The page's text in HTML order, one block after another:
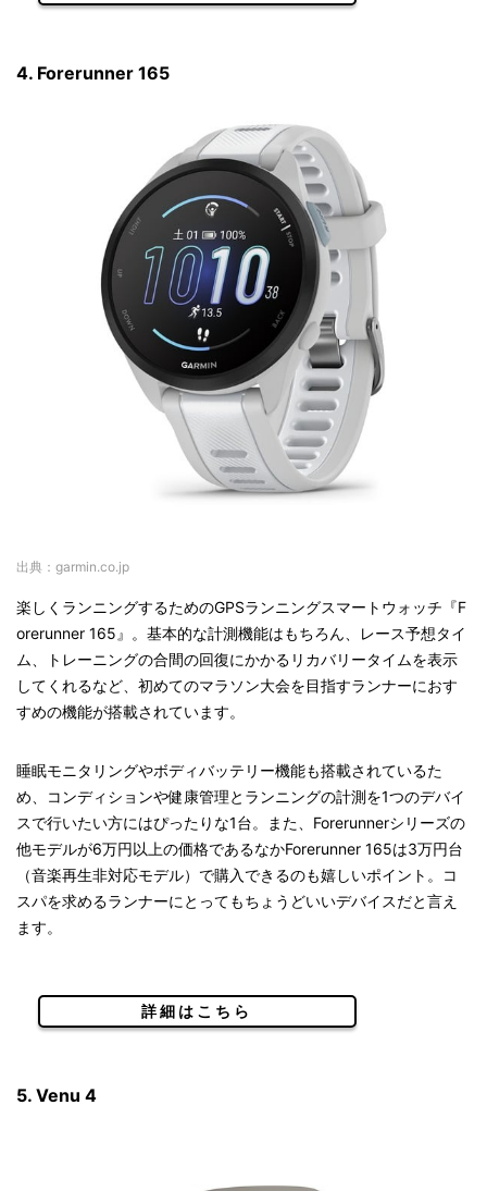
4. Forerunner 165
出典：garmin.co.jp
楽しくランニングするためのGPSランニングスマートウォッチ『F
orerunner 165』。基本的な計測機能はもちろん、レース予想タイ
ム、トレーニングの合間の回復にかかるリカバリータイムを表示
してくれるなど、初めてのマラソン大会を目指すランナーにおす
すめの機能が搭載されています。
睡眠モニタリングやボディバッテリー機能も搭載されているた
め、コンディションや健康管理とランニングの計測を1つのデバイ
スで行いたい方にはぴったりな1台。また、Forerunnerシリーズの
他モデルが6万円以上の価格であるなかForerunner 165は3万円台
（音楽再生非対応モデル）で購入できるのも嬉しいポイント。コ
スパを求めるランナーにとってもちょうどいいデバイスだと言え
ます。
詳細はこちら
5. Venu 4